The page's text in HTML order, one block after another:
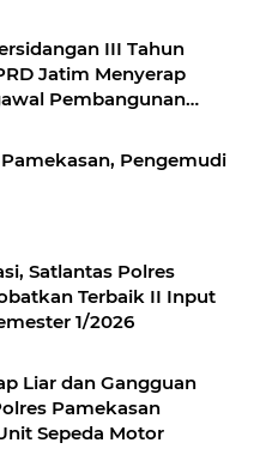
III Tahun
Jatim Menyerap
Pembangunan
Pengemudi
Satlantas Polres
Terbaik II Input
1/2026
Liar dan Gangguan
Pamekasan
Sepeda Motor